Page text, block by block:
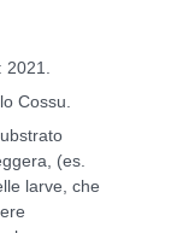
Cossu.
(es.
larve, che